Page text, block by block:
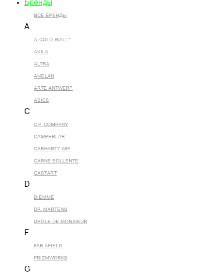
Бренды
ВСЕ БРЕНДЫ
A
A-COLD-WALL*
AKILA
ALTRA
ANGLAN
ARTE ANTWERP
ASICS
C
C.P. COMPANY
CAMPERLAB
CARHARTT WIP
CARNE BOLLENTE
CASTART
D
DIEMME
DR. MARTENS
DROLE DE MONSIEUR
F
FAR AFIELD
FRIZMWORKS
G